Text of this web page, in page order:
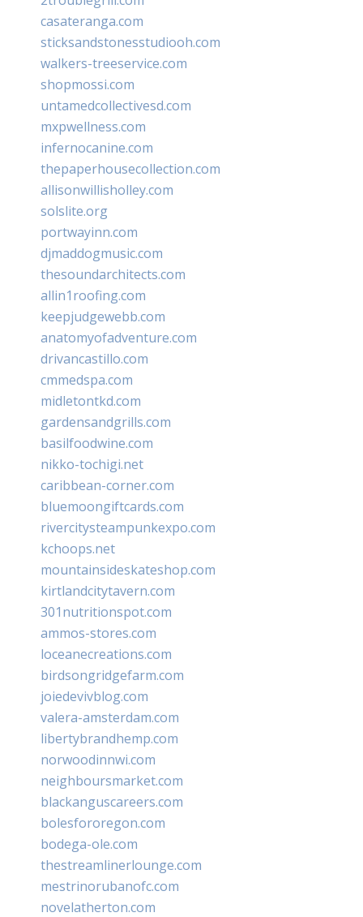
casateranga.com
sticksandstonesstudiooh.com
walkers-treeservice.com
shopmossi.com
untamedcollectivesd.com
mxpwellness.com
infernocanine.com
thepaperhousecollection.com
allisonwillisholley.com
solslite.org
portwayinn.com
djmaddogmusic.com
thesoundarchitects.com
allin1roofing.com
keepjudgewebb.com
anatomyofadventure.com
drivancastillo.com
cmmedspa.com
midletontkd.com
gardensandgrills.com
basilfoodwine.com
nikko-tochigi.net
caribbean-corner.com
bluemoongiftcards.com
rivercitysteampunkexpo.com
kchoops.net
mountainsideskateshop.com
kirtlandcitytavern.com
301nutritionspot.com
ammos-stores.com
loceanecreations.com
birdsongridgefarm.com
joiedevivblog.com
valera-amsterdam.com
libertybrandhemp.com
norwoodinnwi.com
neighboursmarket.com
blackanguscareers.com
bolesfororegon.com
bodega-ole.com
thestreamlinerlounge.com
mestrinorubanofc.com
novelatherton.com